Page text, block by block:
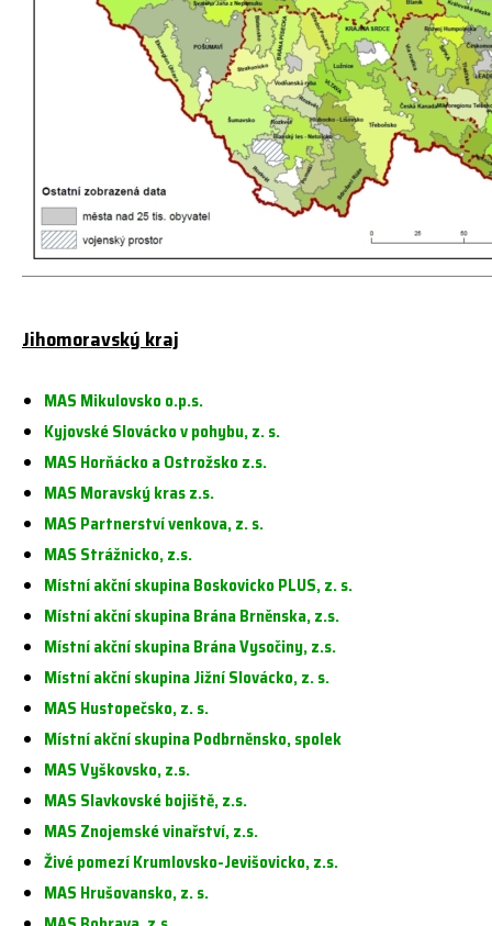
Jihomoravský kraj
MAS Mikulovsko o.p.s.
Kyjovské Slovácko v pohybu, z. s.
MAS Horňácko a Ostrožsko z.s.
MAS Moravský kras z.s.
MAS Partnerství venkova, z. s.
MAS Strážnicko, z.s.
Místní akční skupina Boskovicko PLUS, z. s.
Místní akční skupina Brána Brněnska, z.s.
Místní akční skupina Brána Vysočiny, z.s.
Místní akční skupina Jižní Slovácko, z. s.
MAS Hustopečsko, z. s.
Místní akční skupina Podbrněnsko, spolek
MAS Vyškovsko, z.s.
MAS Slavkovské bojiště, z.s.
MAS Znojemské vinařství, z.s.
Živé pomezí Krumlovsko-Jevišovicko, z.s.
MAS Hrušovansko, z. s.